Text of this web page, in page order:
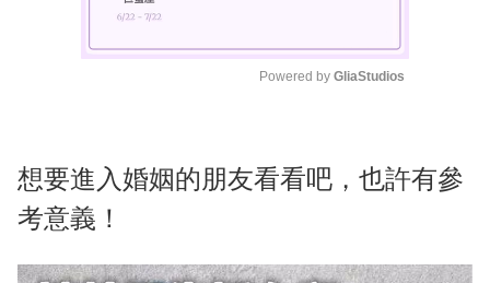
Powered by GliaStudios
想要進入婚姻的朋友看看吧，也許有參
考意義！